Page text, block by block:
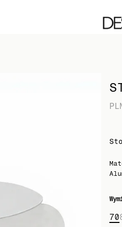
strony. Kontynuując
70